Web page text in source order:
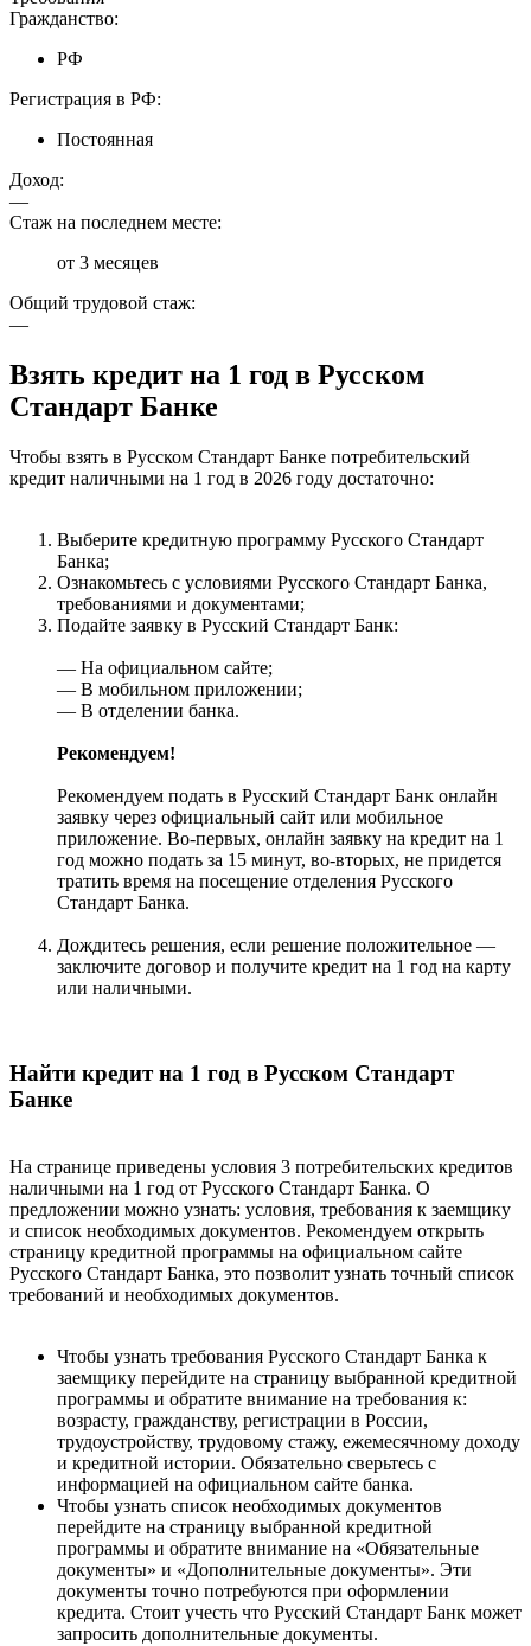
Гражданство:
РФ
Регистрация в РФ:
Постоянная
Доход:
—
Стаж на последнем месте:
от 3 месяцев
Общий трудовой стаж:
—
Взять кредит на 1 год в Русском
Стандарт Банке
Чтобы взять в Русском Стандарт Банке потребительский
кредит наличными на 1 год в 2026 году достаточно:
Выберите кредитную программу Русского Стандарт
Банка;
Ознакомьтесь с условиями Русского Стандарт Банка,
требованиями и документами;
Подайте заявку в Русский Стандарт Банк:
— На официальном сайте;
— В мобильном приложении;
— В отделении банка.
Рекомендуем!
Рекомендуем подать в Русский Стандарт Банк онлайн
заявку через официальный сайт или мобильное
приложение. Во-первых, онлайн заявку на кредит на 1
год можно подать за 15 минут, во-вторых, не придется
тратить время на посещение отделения Русского
Стандарт Банка.
Дождитесь решения, если решение положительное —
заключите договор и получите кредит на 1 год на карту
или наличными.
Найти кредит на 1 год в Русском Стандарт
Банке
На странице приведены условия 3 потребительских кредитов
наличными на 1 год от Русского Стандарт Банка. О
предложении можно узнать: условия, требования к заемщику
и список необходимых документов. Рекомендуем открыть
страницу кредитной программы на официальном сайте
Русского Стандарт Банка, это позволит узнать точный список
требований и необходимых документов.
Чтобы узнать требования Русского Стандарт Банка к
заемщику перейдите на страницу выбранной кредитной
программы и обратите внимание на требования к:
возрасту, гражданству, регистрации в России,
трудоустройству, трудовому стажу, ежемесячному доходу
и кредитной истории. Обязательно сверьтесь с
информацией на официальном сайте банка.
Чтобы узнать список необходимых документов
перейдите на страницу выбранной кредитной
программы и обратите внимание на «Обязательные
документы» и «Дополнительные документы». Эти
документы точно потребуются при оформлении
кредита. Стоит учесть что Русский Стандарт Банк может
запросить дополнительные документы.